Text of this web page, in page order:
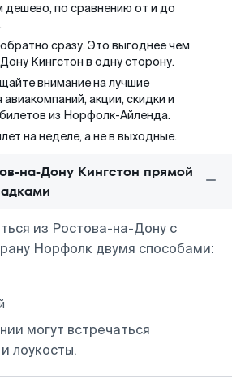
дешево, по сравнению от и до
сразу. Это выгоднее чем
Кингстон в одну сторону.
внимание на лучшие
акции, скидки и
из Норфолк-Айленда.
на неделе, а не в выходные.
на-Дону Кингстон прямой
из Ростова-на-Дону с
Норфолк двумя способами:
могут встречаться
лоукосты.